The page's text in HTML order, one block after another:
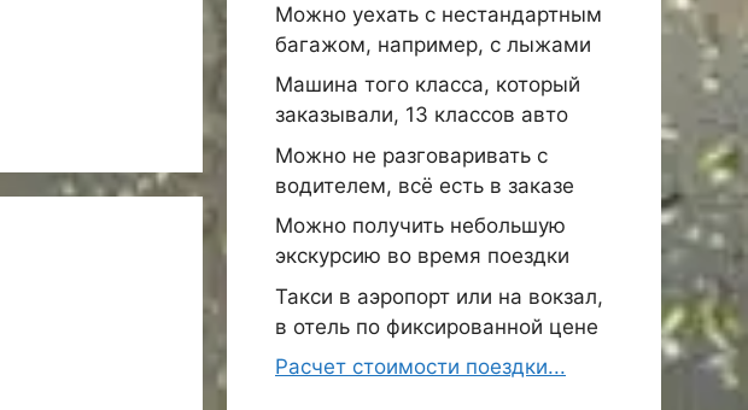
Можно уехать с нестандартным
багажом, например, с лыжами
Машина того класса, который
заказывали, 13 классов авто
Можно не разговаривать с
водителем, всё есть в заказе
Можно получить небольшую
экскурсию во время поездки
Такси в аэропорт или на вокзал,
в отель по фиксированной цене
Расчет стоимости поездки...